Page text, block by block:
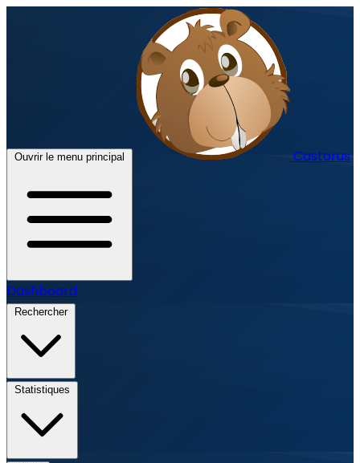
Ouvrir le menu principal Castorus
Dashboard
Rechercher
Statistiques